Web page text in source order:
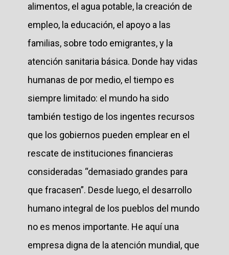
alimentos, el agua potable, la creación de
empleo, la educación, el apoyo a las
familias, sobre todo emigrantes, y la
atención sanitaria básica. Donde hay vidas
humanas de por medio, el tiempo es
siempre limitado: el mundo ha sido
también testigo de los ingentes recursos
que los gobiernos pueden emplear en el
rescate de instituciones financieras
consideradas “demasiado grandes para
que fracasen”. Desde luego, el desarrollo
humano integral de los pueblos del mundo
no es menos importante. He aquí una
empresa digna de la atención mundial, que